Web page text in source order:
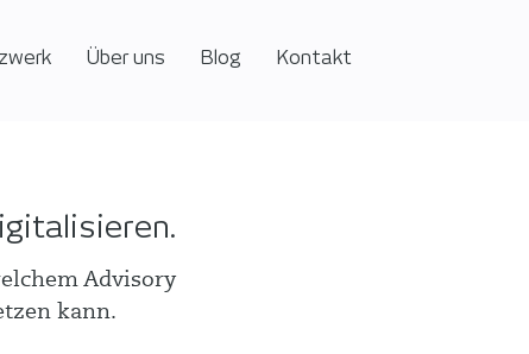
Über uns Blog Kontakt
Advisory
kann.